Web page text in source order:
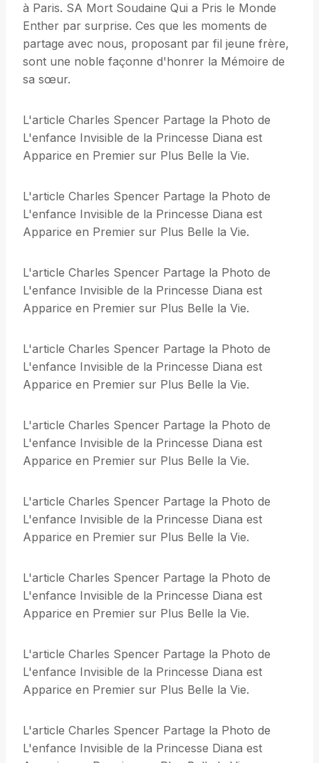
à Paris. SA Mort Soudaine Qui a Pris le Monde
Enther par surprise. Ces que les moments de
partage avec nous, proposant par fil jeune frère,
sont une noble façonne d'honrer la Mémoire de
sa sœur.
L'article Charles Spencer Partage la Photo de
L'enfance Invisible de la Princesse Diana est
Apparice en Premier sur Plus Belle la Vie.
L'article Charles Spencer Partage la Photo de
L'enfance Invisible de la Princesse Diana est
Apparice en Premier sur Plus Belle la Vie.
L'article Charles Spencer Partage la Photo de
L'enfance Invisible de la Princesse Diana est
Apparice en Premier sur Plus Belle la Vie.
L'article Charles Spencer Partage la Photo de
L'enfance Invisible de la Princesse Diana est
Apparice en Premier sur Plus Belle la Vie.
L'article Charles Spencer Partage la Photo de
L'enfance Invisible de la Princesse Diana est
Apparice en Premier sur Plus Belle la Vie.
L'article Charles Spencer Partage la Photo de
L'enfance Invisible de la Princesse Diana est
Apparice en Premier sur Plus Belle la Vie.
L'article Charles Spencer Partage la Photo de
L'enfance Invisible de la Princesse Diana est
Apparice en Premier sur Plus Belle la Vie.
L'article Charles Spencer Partage la Photo de
L'enfance Invisible de la Princesse Diana est
Apparice en Premier sur Plus Belle la Vie.
L'article Charles Spencer Partage la Photo de
L'enfance Invisible de la Princesse Diana est